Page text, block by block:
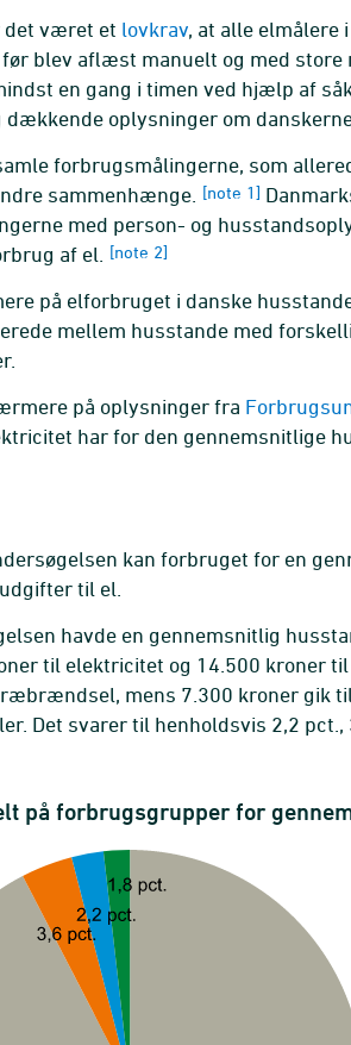
det været et lovkrav, at alle elmålere
blev aflæst manuelt og med
en gang i timen ved hjælp af
oplysninger om
forbrugsmålingerne, som
sammenhænge. [note 1]
med person- og
af el.
[note 2]
på elforbruget i danske
mellem husstande med
på oplysninger fra
har for den gennemsnitlige
kan forbruget for en
til el.
havde en gennemsnitlig
til elektricitet og 14.500 kroner
mens 7.300 kroner gik
Det svarer til henholdsvis 2,2 pct.,
på forbrugsgrupper for